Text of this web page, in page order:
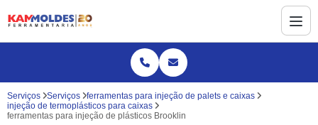
Serviços Serviços
ferramentas para injeção de palets e caixas
injeção de termoplásticos para caixas
ferramentas para injeção de plásticos Brooklin